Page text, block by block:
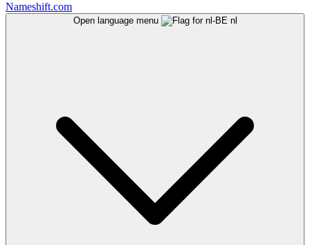
Nameshift.com
Open language menu nl